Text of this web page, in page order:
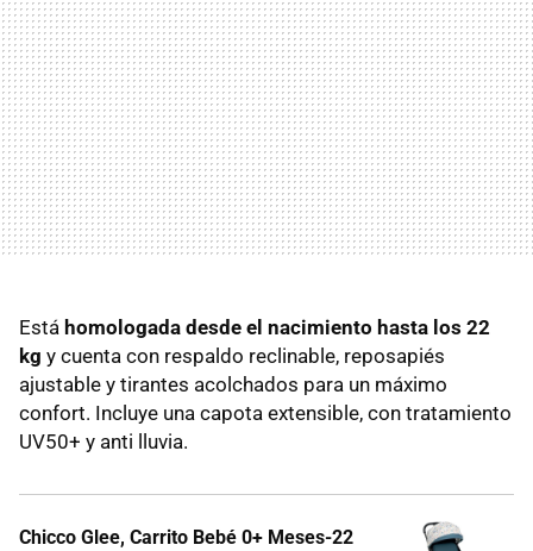
Está homologada desde el nacimiento hasta los 22
kg y cuenta con respaldo reclinable, reposapiés
ajustable y tirantes acolchados para un máximo
confort. Incluye una capota extensible, con tratamiento
UV50+ y anti lluvia.
Chicco Glee, Carrito Bebé 0+ Meses-22